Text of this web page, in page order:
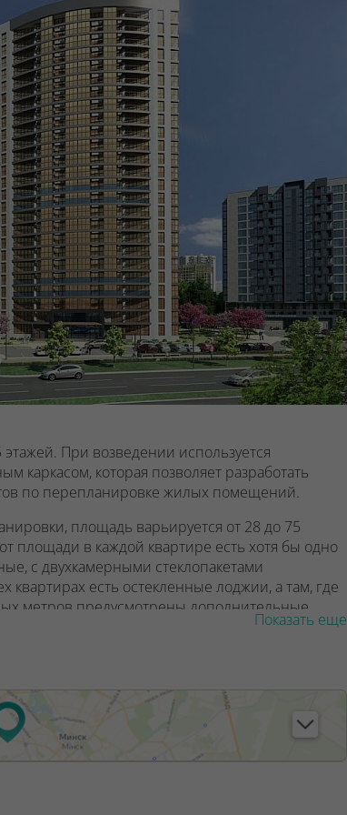
При возведении используется
каркасом, которая позволяет разработать
по перепланировке жилых помещений.
площадь варьируется от 28 до 75
площади в каждой квартире есть хотя бы одно
с двухкамерными стеклопакетами
квартирах есть остекленные лоджии, а там, где
метров предусмотрены дополнительные
основных несущих конструкций и стен
квартиры легко перепланировать и
3,1 метра, на этажах от второго до двадцать
– 3 метра.
Показать еще